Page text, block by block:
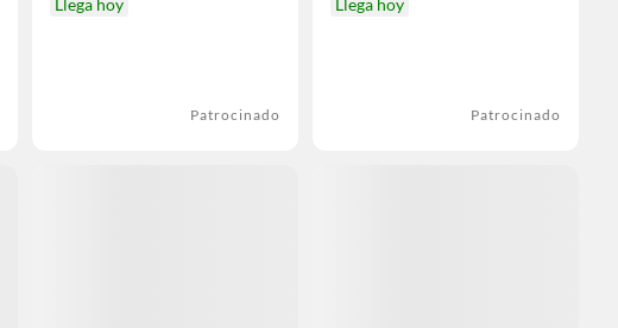
Llega hoy
Patrocinado
Llega hoy
Patrocinado